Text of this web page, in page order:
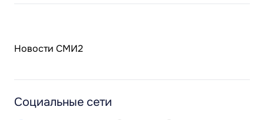
Новости СМИ2
Социальные сети